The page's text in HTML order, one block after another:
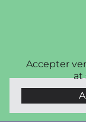
Accepter
at